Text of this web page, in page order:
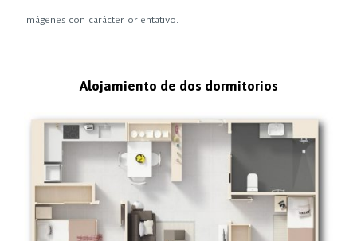
Imágenes con carácter orientativo.
Alojamiento de dos dormitorios